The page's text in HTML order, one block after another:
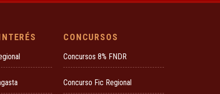
CONCURSOS
Concursos 8% FNDR
Concurso Fic Regional